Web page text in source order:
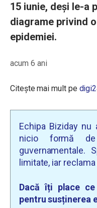
15 iunie, deși le-a
diagrame privind
epidemiei.
acum 6 ani
Citește mai mult pe
Echipa Biziday
nicio formă
guvernamentale.
limitate, iar
Dacă îți place
pentru susținerea